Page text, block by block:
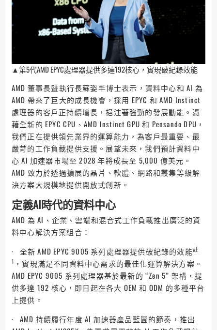
▲第5代AMD EPYC處理器提供多達192核心，實現破紀錄效能
AMD 董事長暨執行長蘇姿丰博士表示，資料中心和 AI 為
AMD 帶來了巨大的成長機會，採用 EPYC 和 AMD Instinct
處理器的客戶正持續增長，挹注著強勁的發展動能。憑
藉全新的 EPYC CPU、AMD Instinct GPU 和 Pensando DPU，
我們正在提供領先業界的運算能力，為客戶最重要、最
嚴苛的工作負載提供支援。展望未來，我們預計資料中
心 AI 加速器市場至 2028 年將成長至 5,000 億美元。
AMD 致力於透過擴展的晶片、軟體、網路和叢集等級解
決方案大規模地提供開放式創新。
定義AI時代的資料中心
AMD 為 AI、企業、雲端和混合式工作負載推出廣泛的資
料中心解決方案組合：
· 全新 AMD EPYC 9005 系列處理器提供破紀錄的效能註
1 ，實現滿足不同資料中心需求的最佳化運算解決方案。
AMD EPYC 9005 系列處理器基於最新的 “Zen 5” 架構，提
供多達 192 核心，即日起在各大 OEM 和 ODM 的多種平台
上提供。
· AMD 持續履行年度 AI 加速器產品藍圖的節奏，推出